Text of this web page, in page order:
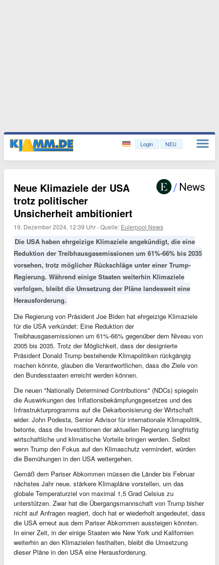
Login NEU
Neue Klimaziele der USA
trotz politischer
Unsicherheit ambitioniert
19. Dezember 2024, 12:39 Uhr ·Quelle: Eulerpool News
Die USA haben ehrgeizige Klimaziele angekündigt, die eine
Reduktion der Treibhausgasemissionen um 61%-66% bis 2035
vorsehen, trotz möglicher Rückschläge unter einer Trump-
Regierung. Während einige Staaten weiterhin Klimaziele
verfolgen, bleibt die Umsetzung der Pläne landesweit eine
Herausforderung.
Die Regierung von Präsident Joe Biden hat ehrgeizige Klimaziele
für die USA verkündet: Eine Reduktion der
Treibhausgasemissionen um 61%-66% gegenüber dem Niveau von
2005 bis 2035. Trotz der Möglichkeit, dass der designierte
Präsident Donald Trump bestehende Klimapolitiken rückgängig
machen könnte, glauben die Verantwortlichen, dass die Ziele von
den Bundesstaaten erreicht werden können.
Die neuen "Nationally Determined Contributions" (NDCs) spiegeln
die Auswirkungen des Inflationsbekämpfungsgesetzes und des
Infrastrukturprogramms auf die Dekarbonisierung der Wirtschaft
wider. John Podesta, Senior Advisor für internationale Klimapolitik,
betonte, dass die Investitionen der aktuellen Regierung langfristig
wirtschaftliche und klimatische Vorteile bringen werden. Selbst
wenn Trump den Fokus auf den Klimaschutz vermindert, würden
die Bemühungen in den USA weitergehen.
Gemäß dem Pariser Abkommen müssen die Länder bis Februar
nächstes Jahr neue, stärkere Klimapläne vorstellen, um das
globale Temperaturziel von maximal 1,5 Grad Celsius zu
unterstützen. Zwar hat die Übergangsmannschaft von Trump bisher
nicht auf Anfragen reagiert, doch hat er wiederholt angedeutet, dass
die USA erneut aus dem Pariser Abkommen aussteigen könnten.
In einer Zeit, in der einige Staaten wie New York und Kalifornien
weiterhin an den Klimazielen festhalten, bleibt die Umsetzung
dieser Pläne in den USA eine Herausforderung.